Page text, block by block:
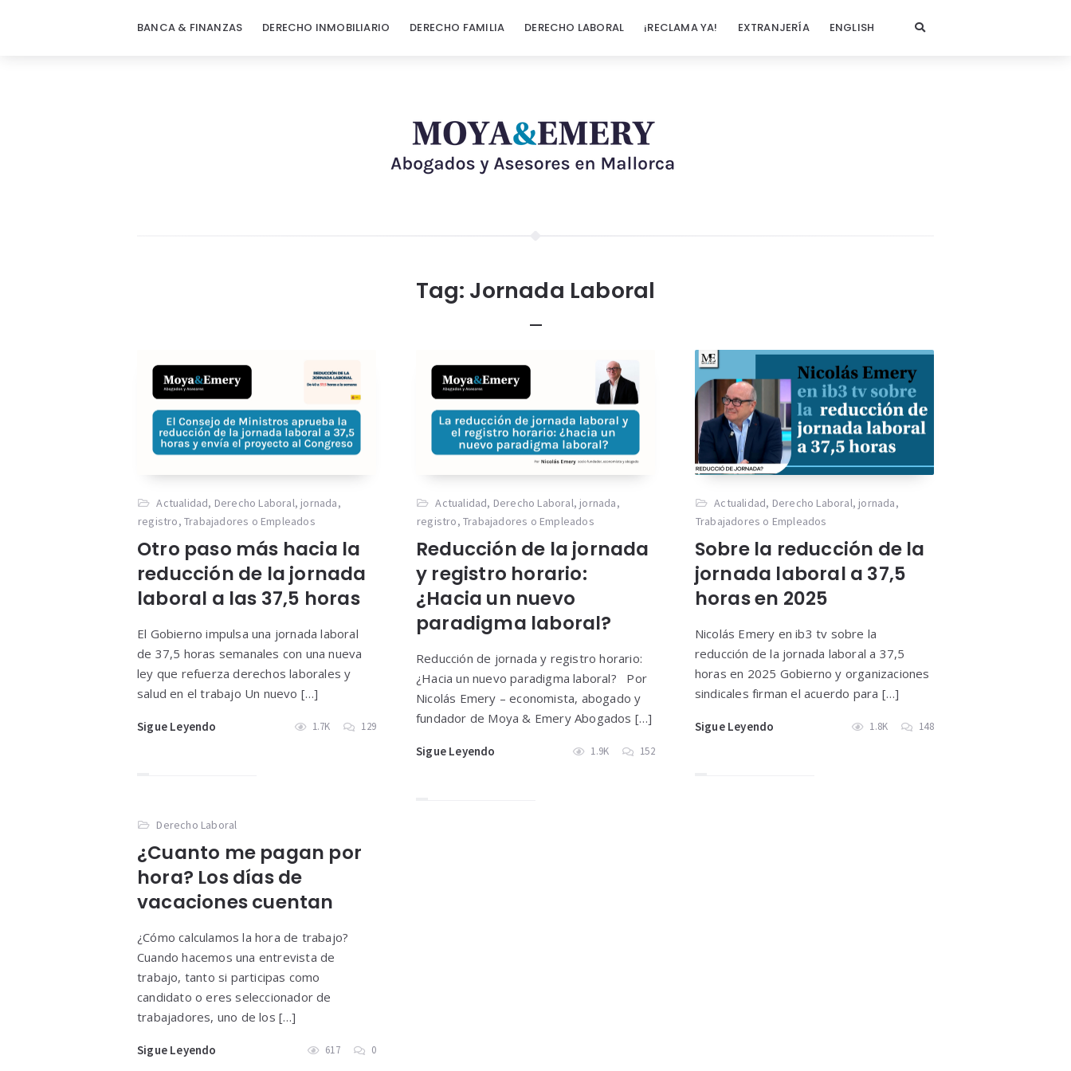
BANCA & FINANZAS DERECHO INMOBILIARIO DERECHO FAMILIA DERECHO LABORAL ¡RECLAMA YA! EXTRANJERÍA ENGLISH
Tag: Jornada Laboral
Actualidad, Derecho Laboral, jornada,
registro,Trabajadores o Empleados
Otro paso más hacia la
reducción de la jornada
laboral a las 37,5 horas
El Gobierno impulsa una jornada laboral
de 37,5 horas semanales con una nueva
ley que refuerza derechos laborales y
salud en el trabajo Un nuevo […]
Sigue Leyendo 1.7K 129
Actualidad, Derecho Laboral, jornada,
registro, Trabajadores o Empleados
Reducción de la jornada
y registro horario:
¿Hacia un nuevo
paradigma laboral?
Reducción de jornada y registro horario:
¿Hacia un nuevo paradigma laboral? Por
Nicolás Emery – economista, abogado y
fundador de Moya & Emery Abogados […]
Sigue Leyendo 1.9K 152
Actualidad, Derecho Laboral, jornada,
Trabajadores o Empleados
Sobre la reducción de la
jornada laboral a 37,5
horas en 2025
Nicolás Emery en ib3 tv sobre la
reducción de la jornada laboral a 37,5
horas en 2025 Gobierno y organizaciones
sindicales firman el acuerdo para […]
Sigue Leyendo 1.8K 148
Derecho Laboral
¿Cuanto me pagan por
hora? Los días de
vacaciones cuentan
¿Cómo calculamos la hora de trabajo?
Cuando hacemos una entrevista de
trabajo, tanto si participas como
candidato o eres seleccionador de
trabajadores, uno de los […]
Sigue Leyendo 617 0